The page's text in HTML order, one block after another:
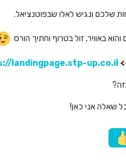
שלכם ונגיש לאלו שבפוטנציאל.
באוויר, זול בטרוף וחתיך הורס
landingpage.stp-up.co.il
שאלה אני כאן!